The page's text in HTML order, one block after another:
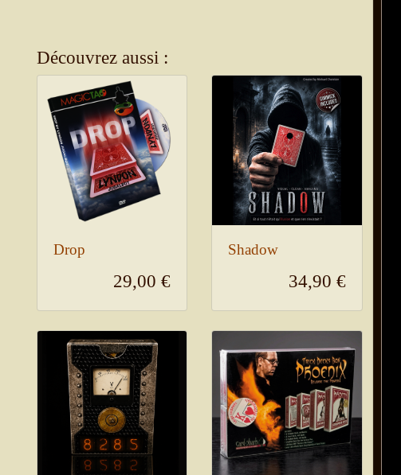
Découvrez aussi :
Drop
29,00 €
Shadow
34,90 €